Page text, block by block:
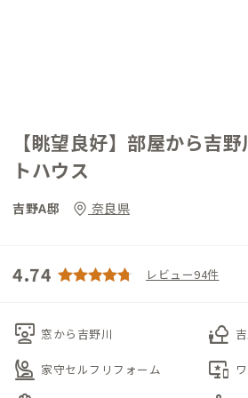
【眺望良好】部屋から吉
トハウス
吉野A邸 奈良県
4.74 レビュー94件
interactive_space 窓から吉野川 nature_people
person_raised_hand 家守セルフリフォーム important_devices